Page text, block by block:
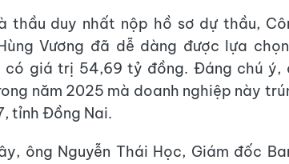
thầu duy nhất nộp hồ sơ dự thầu,
Vương đã dễ dàng được lựa
có giá trị 54,69 tỷ đồng. Đáng chú ý,
năm 2025 mà doanh nghiệp này
tỉnh Đồng Nai.
ông Nguyễn Thái Học, Giám đốc